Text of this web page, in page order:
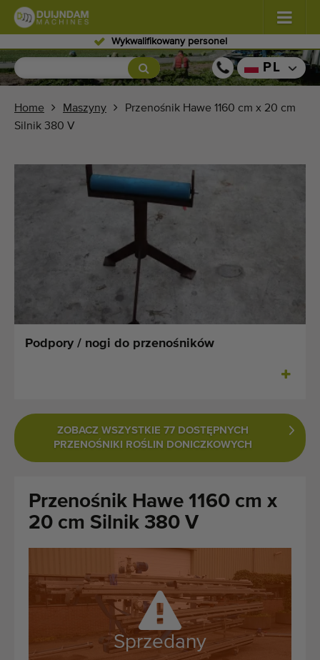
Wykwalifikowany personel
Kwiaty i rośliny
Warzywa szklarniowe
Owoce (333)
(437)
Wyszukaj według typu
Ostatnio widziany maszyny
Maszyny
O nas
Maszyny rolnicze i ogrodnicze dobrej jakości
PL
Home Maszyny
Przenośnik Hawe 1160 cm x 20 cm
Silnik 380 V
Podpory / nogi do przenośników
ZOBACZ WSZYSTKIE 77 DOSTĘPNYCH
PRZENOŚNIKI ROŚLIN DONICZKOWYCH
Przenośnik Hawe 1160 cm x
20 cm Silnik 380 V
Sprzedany